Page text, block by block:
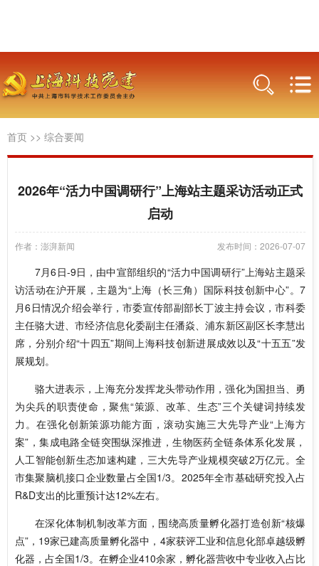
首页 >> 综合要闻
2026年“活力中国调研行”上海站主题采访活动正式
启动
作者：澎湃新闻 发布时间：2026-07-07
7月6日-9日，由中宣部组织的“活力中国调研行”上海站主题采
访活动在沪开展，主题为“上海（长三角）国际科技创新中心”。7
月6日情况介绍会举行，市委宣传部副部长丁波主持会议，市科委
主任骆大进、市经济信息化委副主任潘焱、浦东新区副区长李慧出
席，分别介绍“十四五”期间上海科技创新进展成效以及“十五五”发
展规划。
骆大进表示，上海充分发挥龙头带动作用，强化为国担当、勇
为尖兵的职责使命，聚焦“策源、改革、生态”三个关键词持续发
力。在强化创新策源功能方面，滚动实施三大先导产业“上海方
案”，集成电路全链突围纵深推进，生物医药全链条体系化发展，
人工智能创新生态加速构建，三大先导产业规模突破2万亿元。全
市集聚脑机接口企业数量占全国1/3。2025年全市基础研究投入占
R&D支出的比重预计达12%左右。
在深化体制机制改革方面，围绕高质量孵化器打造创新“核爆
点”，19家已建高质量孵化器中，4家获评工业和信息化部卓越级孵
化器，占全国1/3。在孵企业410余家，孵化器营收中专业收入占比